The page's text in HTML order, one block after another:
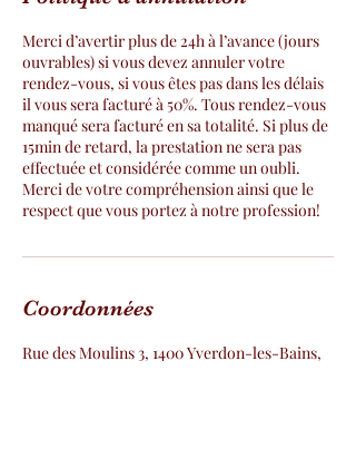
Merci d’avertir plus de 24h à l’avance (jours
ouvrables) si vous devez annuler votre
rendez-vous, si vous êtes pas dans les délais
il vous sera facturé à 50%. Tous rendez-vous
manqué sera facturé en sa totalité. Si plus de
15min de retard, la prestation ne sera pas
effectuée et considérée comme un oubli.
Merci de votre compréhension ainsi que le
respect que vous portez à notre profession!
Coordonnées
Rue des Moulins 3, 1400 Yverdon-les-Bains,